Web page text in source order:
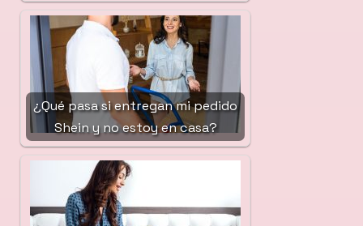
¿Qué pasa si entregan mi pedido
Shein y no estoy en casa?